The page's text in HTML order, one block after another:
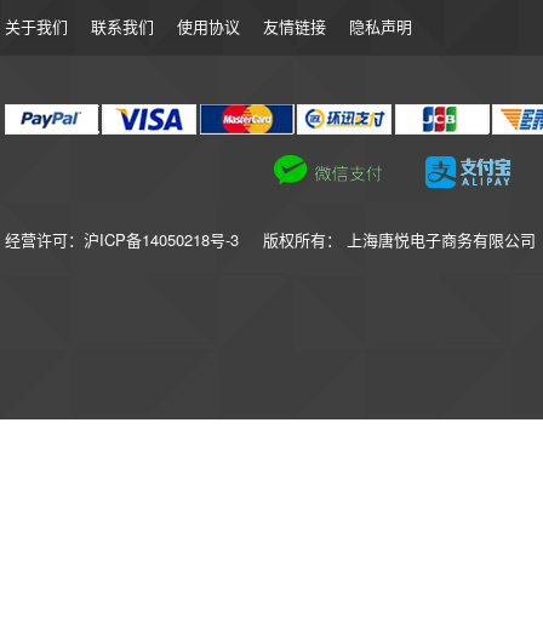
关于我们 联系我们 使用协议 友情链接 隐私声明
经营许可：沪ICP备14050218号-3 版权所有： 上海唐悦电子商务有限公司